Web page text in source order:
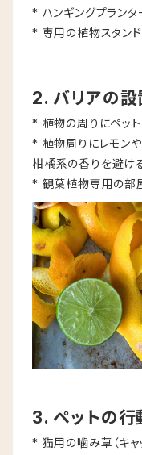
* ハンギングプランタ
* 専用の植物スタン
2. バリアの設
* 植物の周りにペッ
* 植物周りにレモン
柑橘系の香りを避け
* 観葉植物専用の部
3. ペットの行
* 猫用の噛み草（キャ